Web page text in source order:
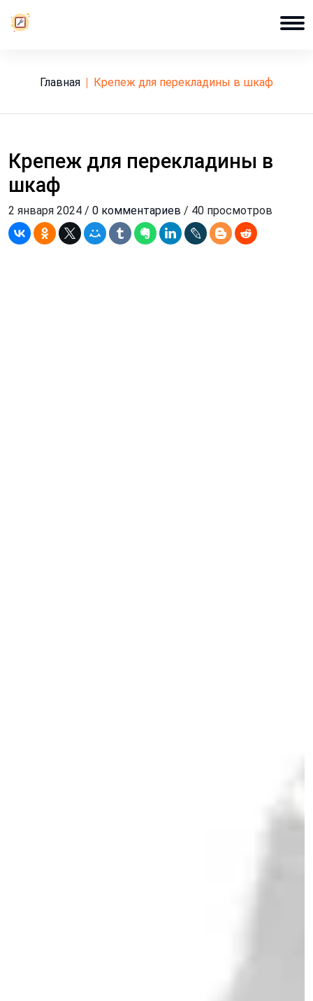
Главная крепеж для перекладины в шкаф
Крепеж для перекладины в
шкаф
2 января 2024 / 0 комментариев / 40 просмотров